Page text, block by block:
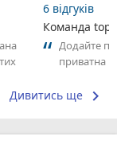
6 відгуків
Команда
Додайте
приватна
Дивитись ще keyboard_arrow_right